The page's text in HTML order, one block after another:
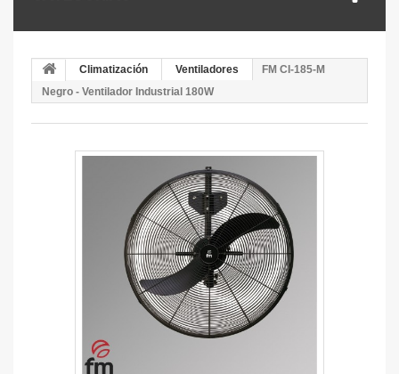
Climatización Ventiladores
FM CI-185-M
Negro - Ventilador Industrial 180W